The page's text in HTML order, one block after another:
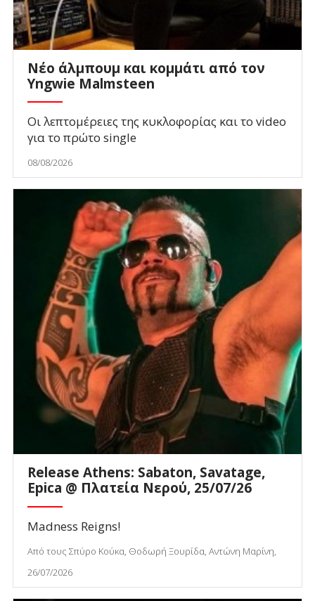
Νέο άλμπουμ και κομμάτι από τον
Yngwie Malmsteen
Οι λεπτομέρειες της κυκλοφορίας και το video
για το πρώτο single
08/08/2026
Release Athens: Sabaton, Savatage,
Epica @ Πλατεία Νερού, 25/07/26
Madness Reigns!
Από τους Σπύρο Κούκα, Θοδωρή Ξουρίδα, Αντώνη Μαρίνη,
26/07/2026